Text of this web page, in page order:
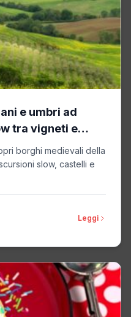
e umbri ad
tra vigneti e
borghi medievali della
slow, castelli e
Leggi